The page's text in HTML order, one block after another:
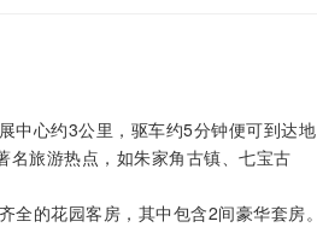
中心约3公里，驱车约5分钟便可到达地
旅游热点，如朱家角古镇、七宝古
的花园客房，其中包含2间豪华套房。